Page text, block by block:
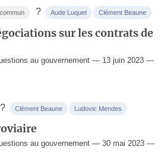
? Aude Luquet Clément Beaune
sur les contrats de
au gouvernement — 13 juin 2023 —
? Clément Beaune Ludovic Mendes
au gouvernement — 30 mai 2023 —